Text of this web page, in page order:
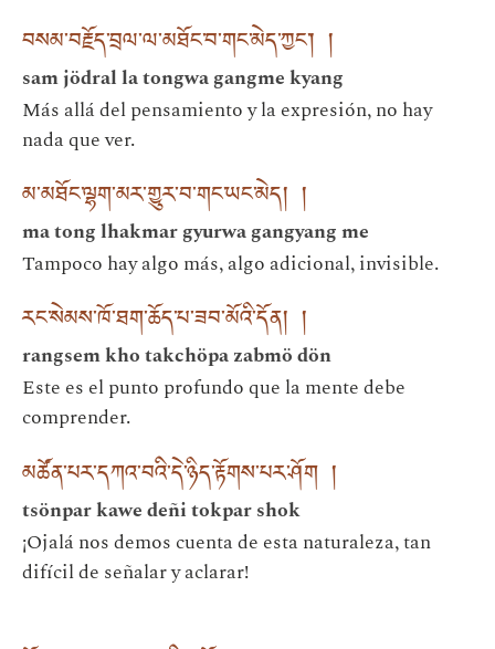
བསམ་བརྗོད་བྲལ་ལ་མཐོང་བ་གང་མེད་ཀྱང་། །
sam jödral la tongwa gangme kyang
Más allá del pensamiento y la expresión, no hay
nada que ver.
མ་མཐོང་ལྷག་མར་གྱུར་བ་གང་ཡང་མེད། །
ma tong lhakmar gyurwa gangyang me
Tampoco hay algo más, algo adicional, invisible.
རང་སེམས་ཁོ་ཐག་ཆོད་པ་ཟབ་མོའི་དོན། །
rangsem kho takchöpa zabmö dön
Este es el punto profundo que la mente debe
comprender.
མཚོན་པར་དཀའ་བའི་དེ་ཉིད་རྟོགས་པར་ཤོག །
tsönpar kawe deñi tokpar shok
¡Ojalá nos demos cuenta de esta naturaleza, tan
difícil de señalar y aclarar!